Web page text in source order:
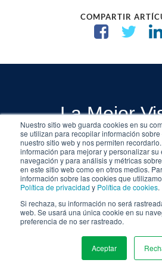
Nuestro sitio web guarda cookies en su
se utilizan para recopilar información
nuestro sitio web y nos permiten
información para mejorar y personalizar su
navegación y para análisis y métricas
en este sitio web como en otros medios.
información sobre las cookies que
Política de privacidad y Política de cookies.
Si rechaza, su información no será
web. Se usará una única cookie en su
preferencia de no ser rastreado.
Aceptar
COMPARTIR
La Mejor
Marketing
El Blog de Marketing
WSI es su lugar de
obtener consejos,
con el marketing
nuestras últimas